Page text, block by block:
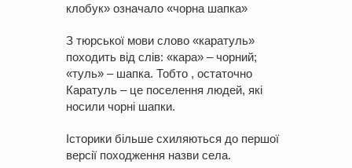
клобук» означало «чорна шапка»
З тюрської мови слово «каратуль»
походить від слів: «кара» – чорний;
«туль» – шапка. Тобто , остаточно
Каратуль – це поселення людей, які
носили чорні шапки.
Історики більше схиляються до першої
версії походження назви села.